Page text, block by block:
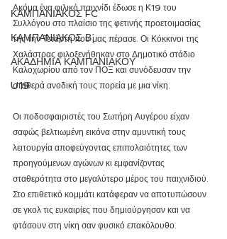
ΚΑΜΠΑΝΙΑΚΟΣ FC
ΚΑΜΠΑΝΙΑΚΟΣ Β΄
ΑΚΑΔΗΜΙΑ ΚΑΜΠΑΝΙΑΚΟΥ
U19
Ακόμα ένα φιλικό παιχνίδι έδωσε η Κ19 του
Συλλόγου στο πλαίσιο της φετινής προετοιμασίας
της την Τετάρτη που μας πέρασε. Οι Κόκκινοι της
Χαλάστρας φιλοξενήθηκαν στο Δημοτικό στάδιο
Καλοχωρίου από τον ΠΟΞ και συνόδευσαν την
σταθερά ανοδική τους πορεία με μια νίκη.
Οι ποδοσφαιριστές του Σωτήρη Αυγέρου είχαν
σαφώς βελτιωμένη εικόνα στην αμυντική τους
λειτουργία αποφεύγοντας επιπολαιότητες των
προηγούμενων αγώνων κι εμφανίζοντας
σταθερότητα στο μεγαλύτερο μέρος του παιχνιδιού.
Στο επιθετικό κομμάτι κατάφεραν να αποτυπώσουν
σε γκολ τις ευκαιρίες που δημιούργησαν και να
φτάσουν στη νίκη σαν φυσικό επακόλουθο.